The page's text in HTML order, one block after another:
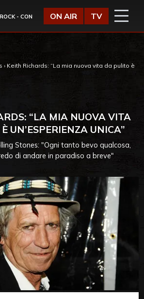
- CON
ON AIR TV
› Keith Richards: “La mia nuova vita da pulito è
“LA MIA NUOVA VITA
UN’ESPERIENZA UNICA”
Stones: "Ogni tanto bevo qualcosa,
di andare in paradiso a breve"